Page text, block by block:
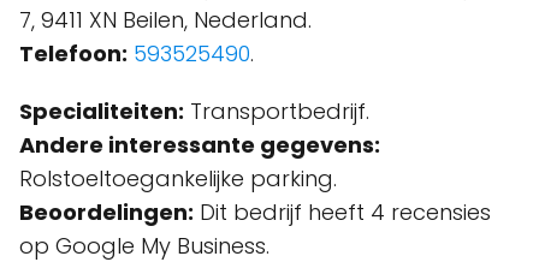
7, 9411 XN Beilen, Nederland.
Telefoon: 593525490.
Specialiteiten: Transportbedrijf.
Andere interessante gegevens:
Rolstoeltoegankelijke parking.
Beoordelingen: Dit bedrijf heeft 4 recensies
op Google My Business.